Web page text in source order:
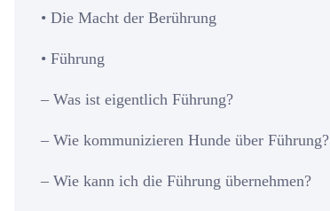
• Die Macht der Berührung
• Führung
– Was ist eigentlich Führung?
– Wie kommunizieren Hunde über Führung?
– Wie kann ich die Führung übernehmen?